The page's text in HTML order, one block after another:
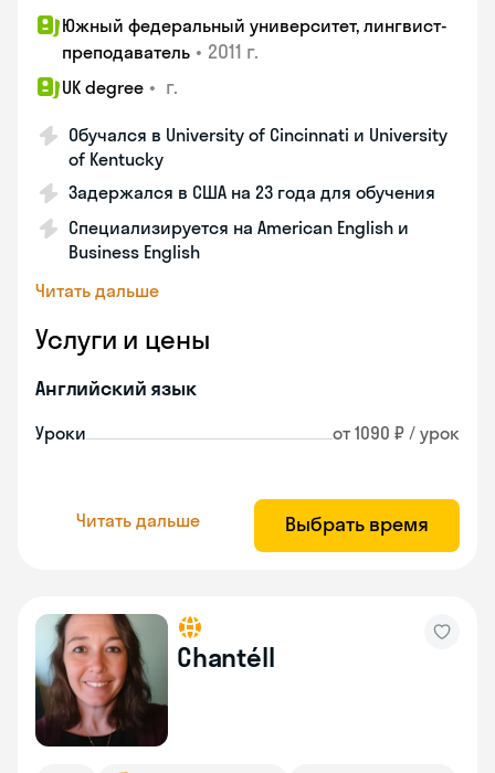
Южный федеральный университет, лингвист-
преподаватель • 2011 г.
UK degree • г.
Обучался в University of Cincinnati и University
of Kentucky
Задержался в США на 23 года для обучения
Специализируется на American English и
Business English
Читать дальше
Услуги и цены
Английский язык
Уроки от 1090 ₽ / урок
Читать дальше Выбрать время
Chantéll